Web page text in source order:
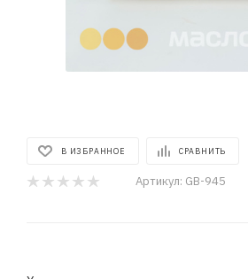
В ИЗБРАННОЕ СРАВНИТЬ
Артикул: GB-945